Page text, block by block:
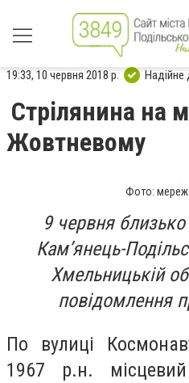
19:33, 10 червня 2018 р.
Стрілянина на
Жовтневому
Фото:
9 червня
Кам’янець-
Хмельницькій
повідомлення
По вулиці
1967 р.н.